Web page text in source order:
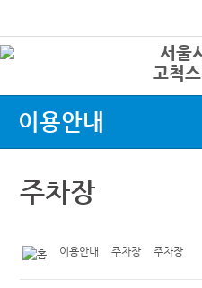
고척
이용안내
주차장
이용안내 주차장 주차장